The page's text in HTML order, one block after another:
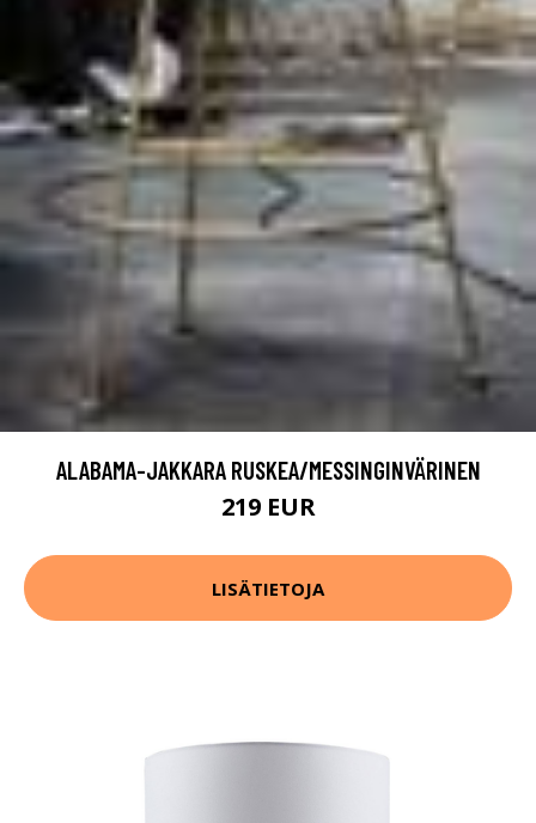
ALABAMA-JAKKARA RUSKEA/MESSINGINVÄRINEN
219 EUR
LISÄTIETOJA